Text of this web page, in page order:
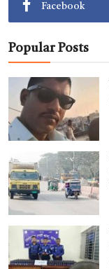
Facebook
Popular Posts